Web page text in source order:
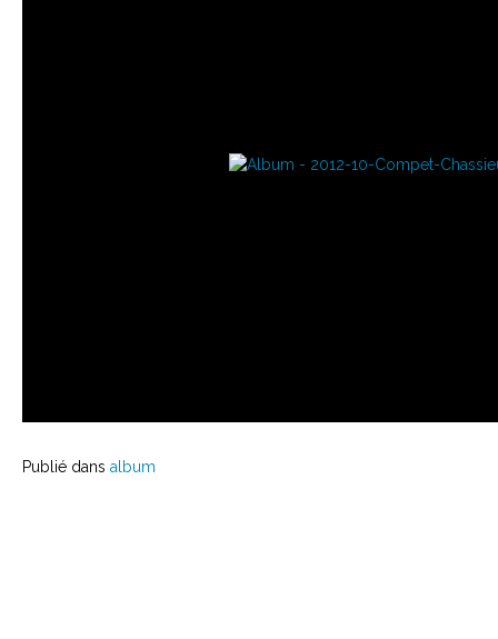
Publié dans album